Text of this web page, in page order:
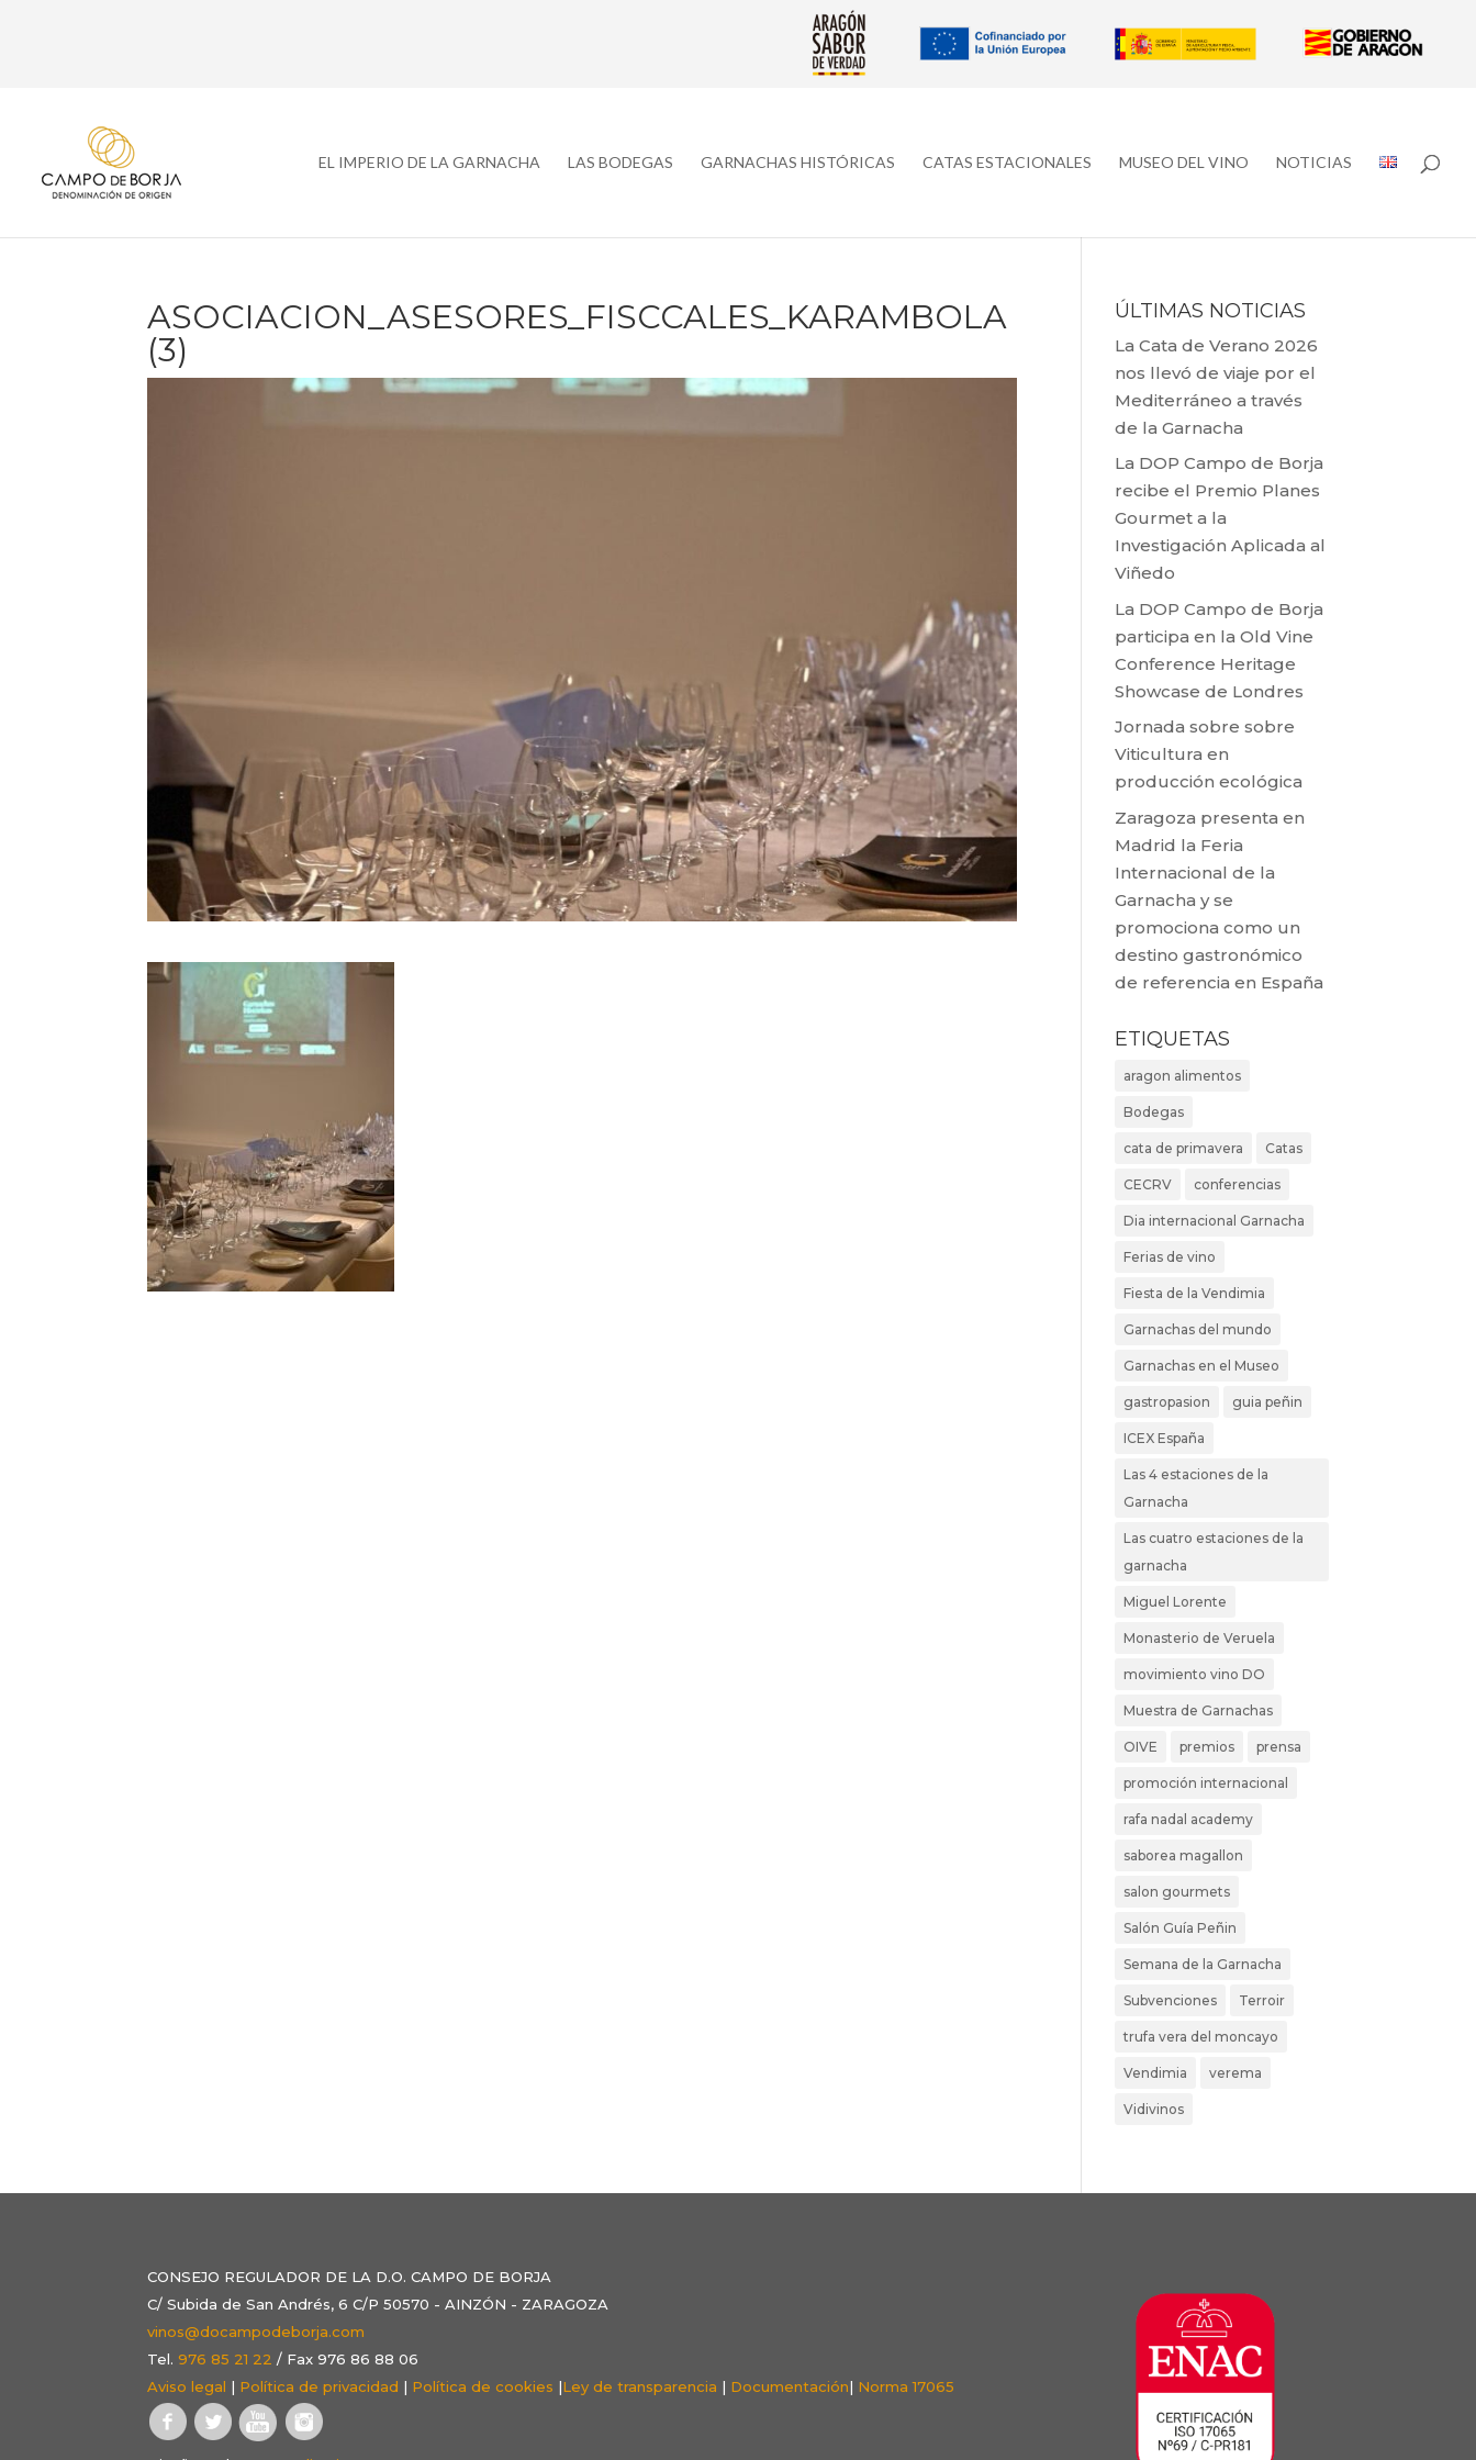
EL IMPERIO DE LA GARNACHA LAS BODEGAS GARNACHAS HISTÓRICAS CATAS ESTACIONALES MUSEO DEL VINO NOTICIAS
ASOCIACION_ASESORES_FISCCALES_KARAMBOLA
(3)
ÚLTIMAS NOTICIAS
La Cata de Verano 2026
nos llevó de viaje por el
Mediterráneo a través
de la Garnacha
La DOP Campo de Borja
recibe el Premio Planes
Gourmet a la
Investigación Aplicada al
Viñedo
La DOP Campo de Borja
participa en la Old Vine
Conference Heritage
Showcase de Londres
Jornada sobre sobre
Viticultura en
producción ecológica
Zaragoza presenta en
Madrid la Feria
Internacional de la
Garnacha y se
promociona como un
destino gastronómico
de referencia en España
ETIQUETAS
aragon alimentos
Bodegas
cata de primavera Catas
CECRV conferencias
Dia internacional Garnacha
Ferias de vino
Fiesta de la Vendimia
Garnachas del mundo
Garnachas en el Museo
gastropasion guia peñin
ICEX España
Las 4 estaciones de la
Garnacha
Las cuatro estaciones de la
garnacha
Miguel Lorente
Monasterio de Veruela
movimiento vino DO
Muestra de Garnachas
OIVE premios prensa
promoción internacional
rafa nadal academy
saborea magallon
salon gourmets
Salón Guía Peñin
Semana de la Garnacha
Subvenciones Terroir
trufa vera del moncayo
Vendimia verema
Vidivinos
CONSEJO REGULADOR DE LA D.O. CAMPO DE BORJA
C/ Subida de San Andrés, 6 C/P 50570 - AINZÓN - ZARAGOZA
vinos@docampodeborja.com
Tel.976 85 21 22 / Fax 976 86 88 06
Aviso legal | Política de privacidad | Política de cookies |Ley de transparencia | Documentación| Norma 17065